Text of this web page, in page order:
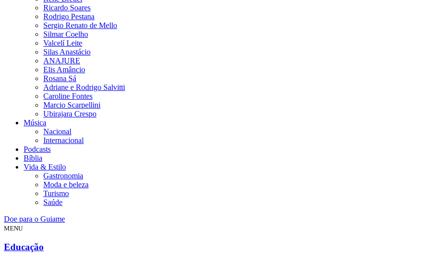
Ricardo Soares
Rodrigo Pestana
Sergio Renato de Mello
Silmar Coelho
Valcelí Leite
Silas Anastácio
ANAJURE
Elis Amâncio
Rosana Sá
Adriane e Rodrigo Salvitti
Caroline Fontes
Marcio Scarpellini
Ubirajara Crespo
Música
Nacional
Internacional
Podcasts
Bíblia
Vida & Estilo
Gastronomia
Moda e beleza
Turismo
Saúde
Doe para o Guiame
MENU
Educação